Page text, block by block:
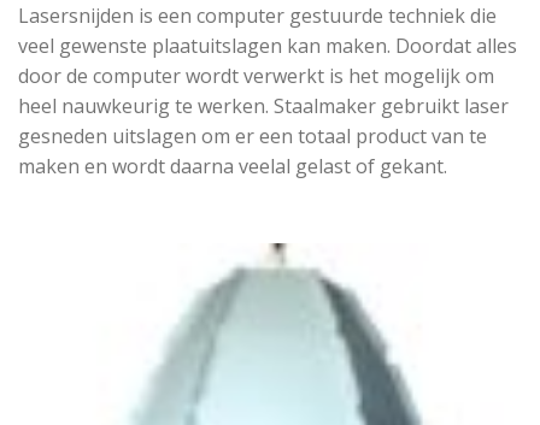
Lasersnijden is een computer gestuurde techniek die
veel gewenste plaatuitslagen kan maken. Doordat alles
door de computer wordt verwerkt is het mogelijk om
heel nauwkeurig te werken. Staalmaker gebruikt laser
gesneden uitslagen om er een totaal product van te
maken en wordt daarna veelal gelast of gekant.